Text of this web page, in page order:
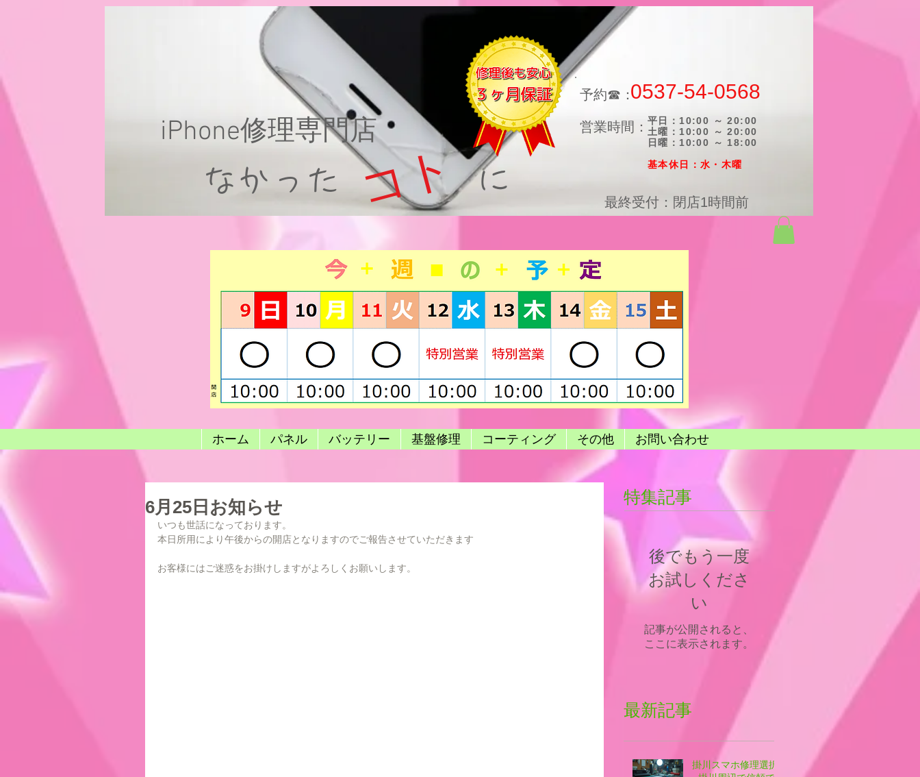
iPhone修理専門店
​予約☎：0537-54-0568
平日：10:00 ～ 20:00
土曜：10:00 ～ 20:00
日曜：10:00 ～ 18:00
​基本休日：水・木曜
営業時間：
最終受付：閉店1時間前
なかった に
コト
ホーム パネル バッテリー 基盤修理 コーティング その他 お問い合わせ
6月25日お知らせ
いつも世話になっております。
本日所用により午後からの開店となりますのでご報告させていただきます
お客様にはご迷惑をお掛けしますがよろしくお願いします。
特集記事
後でもう一度
お試しくださ
い
記事が公開されると、
ここに表示されます。
最新記事
掛川スマホ修理選択